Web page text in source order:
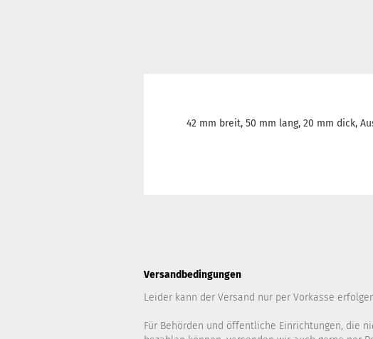
42 mm breit, 50 mm lang, 20 mm dick,
Versandbedingungen
Leider kann der Versand nur per Vorkasse
Für Behörden und öffentliche Einrichtungen, die